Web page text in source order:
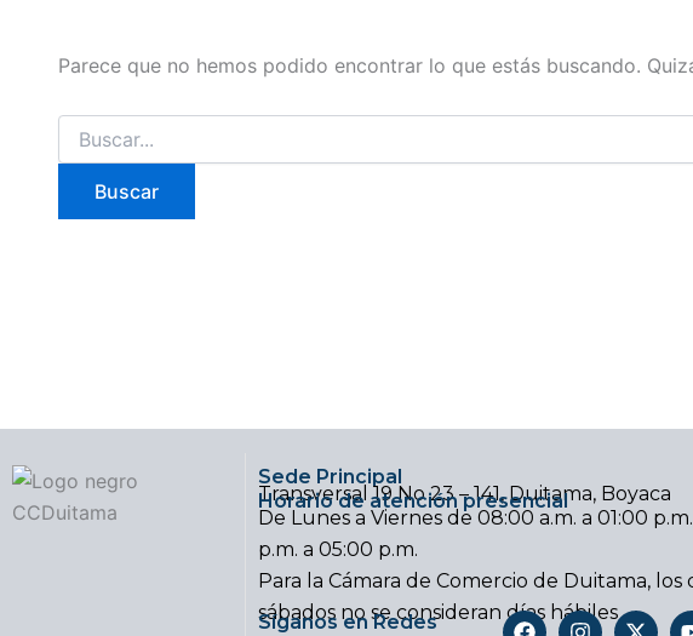
Parece que no hemos podido encontrar lo que estás buscando.
Sede Principal
Transversal 19 No 23 – 141, Duitama, Boyaca
Horario de atención presencial
De Lunes a Viernes de 08:00 a.m. a 01:00
p.m. a 05:00 p.m.
Para la Cámara de Comercio de Duitama, los
sábados no se consideran días hábiles
Síganos en Redes
F
I
X